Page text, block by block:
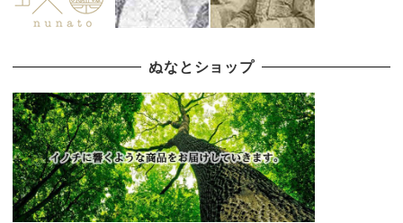
ぬなとショップ